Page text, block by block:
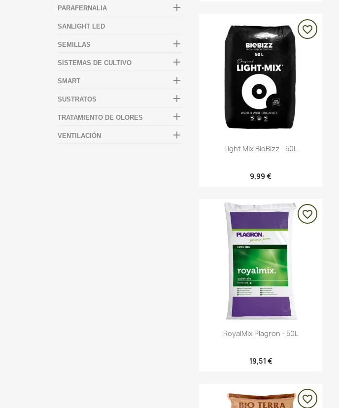
PARAFERNALIA 
SANLIGHT LED
SEMILLAS 
SISTEMAS DE CULTIVO 
SMART 
SUSTRATOS 
TRATAMIENTO DE OLORES 
VENTILACIÓN 
Vista rápida
Light Mix BioBizz - 50L
9,99 €
favorite_border
Vista rápida
RoyalMix Plagron - 50L
19,51 €
favorite_border
favorite_border